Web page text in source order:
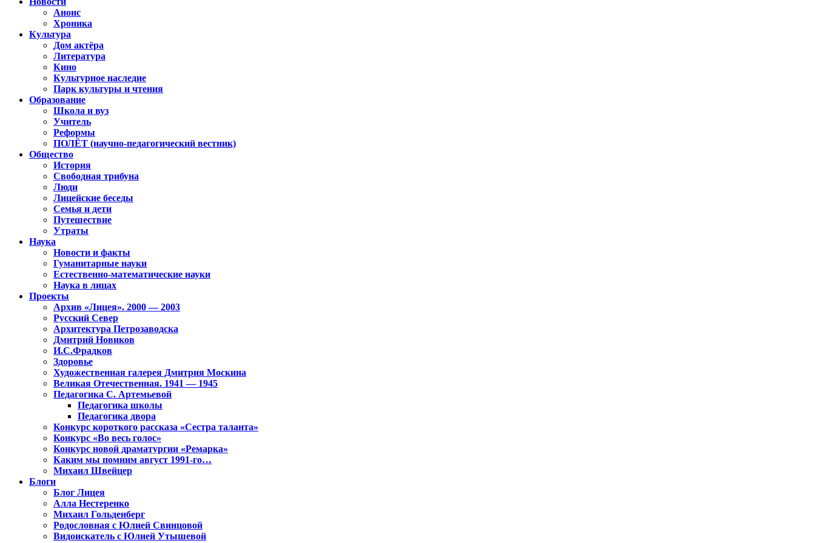
Анонс
Хроника
Культура
Дом актёра
Литература
Кино
Культурное наследие
Парк культуры и чтения
Образование
Школа и вуз
Учитель
Реформы
ПОЛЁТ (научно-педагогический вестник)
Общество
История
Свободная трибуна
Люди
Лицейские беседы
Семья и дети
Путешествие
Утраты
Наука
Новости и факты
Гуманитарные науки
Естественно-математические науки
Наука в лицах
Проекты
Архив «Лицея». 2000 — 2003
Русский Север
Архитектура Петрозаводска
Дмитрий Новиков
И.С.Фрадков
Здоровье
Художественная галерея Дмитрия Москина
Великая Отечественная. 1941 — 1945
Педагогика С. Артемьевой
Педагогика школы
Педагогика двора
Конкурс короткого рассказа «Сестра таланта»
Конкурс «Во весь голос»
Конкурс новой драматургии «Ремарка»
Каким мы помним август 1991-го…
Михаил Швейцер
Блоги
Блог Лицея
Алла Нестеренко
Михаил Гольденберг
Родословная с Юлией Свинцовой
Видоискатель с Юлией Утышевой